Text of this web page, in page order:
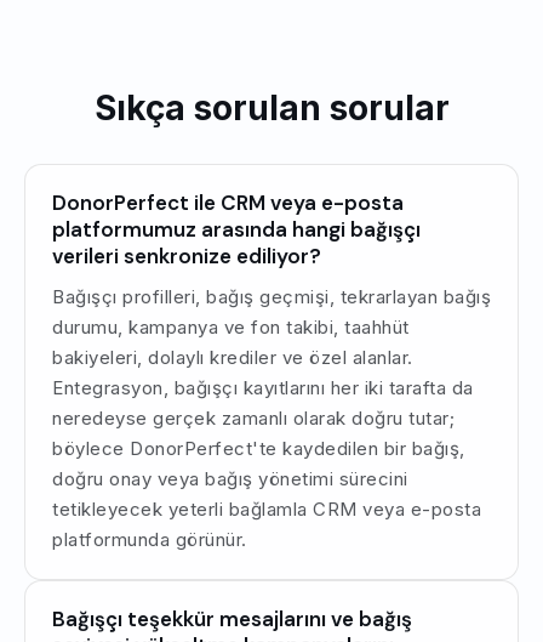
Sıkça sorulan sorular
DonorPerfect ile CRM veya e-posta
platformumuz arasında hangi bağışçı
verileri senkronize ediliyor?
Bağışçı profilleri, bağış geçmişi, tekrarlayan bağış
durumu, kampanya ve fon takibi, taahhüt
bakiyeleri, dolaylı krediler ve özel alanlar.
Entegrasyon, bağışçı kayıtlarını her iki tarafta da
neredeyse gerçek zamanlı olarak doğru tutar;
böylece DonorPerfect'te kaydedilen bir bağış,
doğru onay veya bağış yönetimi sürecini
tetikleyecek yeterli bağlamla CRM veya e-posta
platformunda görünür.
Bağışçı teşekkür mesajlarını ve bağış